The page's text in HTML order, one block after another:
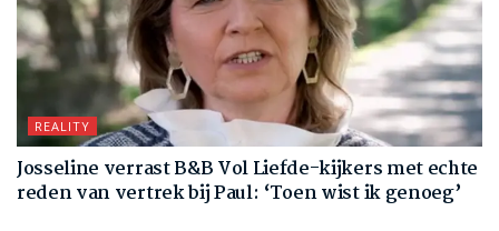
REALITY
Josseline verrast B&B Vol Liefde-kijkers met echte
reden van vertrek bij Paul: ‘Toen wist ik genoeg’